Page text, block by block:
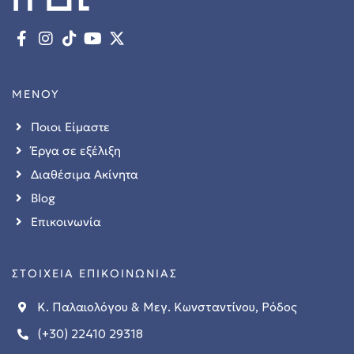
ΜΕΝΟΥ
Ποιοι Είμαστε
Έργα σε εξέλιξη
Διαθέσιμα Ακίνητα
Blog
Επικοινωνία
ΣΤΟΙΧΕΙΑ ΕΠΙΚΟΙΝΩΝΙΑΣ
Κ. Παλαιολόγου & Μεγ. Κωνσταντίνου, Ρόδος
(+30) 22410 29318